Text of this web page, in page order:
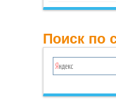
Поиск по